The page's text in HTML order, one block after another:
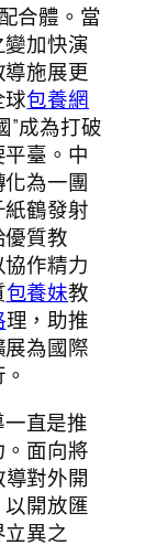
合體。當
加快演
施展更
球包養網
”成為打破
臺。中
為一團
鶴發射
質教
作精力
包養妹教
理，助推
為國際
直是推
面向將
對外開
開放匯
異之